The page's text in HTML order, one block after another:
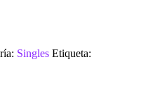
Singles Etiqueta: